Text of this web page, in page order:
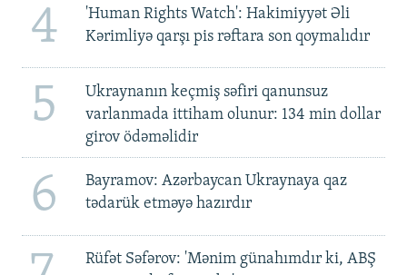
4
'Human Rights Watch': Hakimiyyət Əli
Kərimliyə qarşı pis rəftara son qoymalıdır
5
Ukraynanın keçmiş səfiri qanunsuz
varlanmada ittiham olunur: 134 min dollar
girov ödəməlidir
6
Bayramov: Azərbaycan Ukraynaya qaz
tədarük etməyə hazırdır
Rüfət Səfərov: 'Mənim günahımdır ki, ABŞ